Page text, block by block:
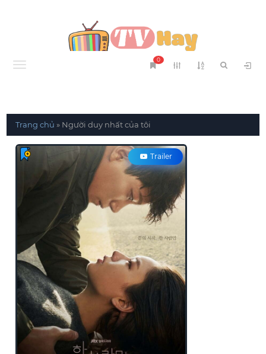
Menu
0
Trang chủ » Người duy nhất của tôi
Trailer